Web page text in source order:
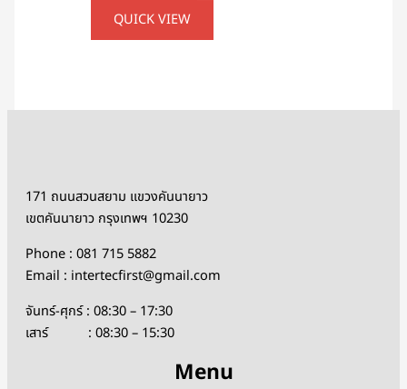
QUICK VIEW
171 ถนนสวนสยาม แขวงคันนายาว
เขตคันนายาว กรุงเทพฯ 10230
Phone : 081 715 5882
Email : intertecfirst@gmail.com
จันทร์-ศุกร์ : 08:30 – 17:30
เสาร์ : 08:30 – 15:30
Menu